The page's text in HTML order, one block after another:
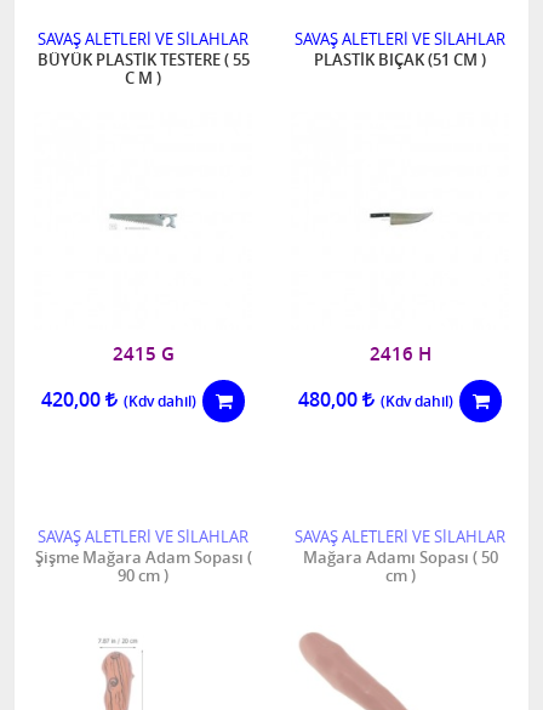
SAVAŞ ALETLERİ VE SİLAHLAR
BÜYÜK PLASTİK TESTERE ( 55
C M )
2415 G
420,00
SAVAŞ ALETLERİ VE SİLAHLAR
PLASTİK BIÇAK (51 CM )
2416 H
480,00
SAVAŞ ALETLERİ VE SİLAHLAR
Şişme Mağara Adam Sopası (
90 cm )
SAVAŞ ALETLERİ VE SİLAHLAR
Mağara Adamı Sopası ( 50
cm )